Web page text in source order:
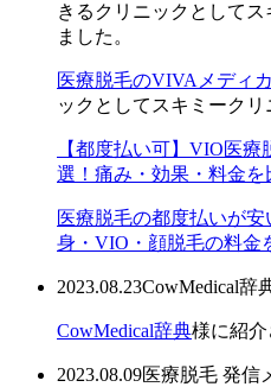
きるクリニックとして
ました。
医療脱毛のVIVAメディ
ックとしてスキミークリ
【都度払い可】VIO医
選！痛み・効果・料金を
医療脱毛の都度払いが
身・VIO・顔脱毛の料金
2023.08.23CowMedical辞
CowMedical辞典様に紹
2023.08.09医療脱毛 発信